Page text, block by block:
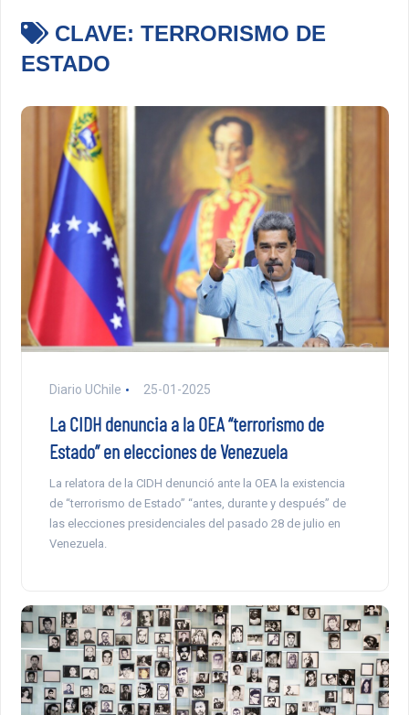
CLAVE: TERRORISMO DE
ESTADO
Diario UChile 25-01-2025
La CIDH denuncia a la OEA “terrorismo de
Estado” en elecciones de Venezuela
La relatora de la CIDH denunció ante la OEA la existencia
de “terrorismo de Estado” “antes, durante y después” de
las elecciones presidenciales del pasado 28 de julio en
Venezuela.